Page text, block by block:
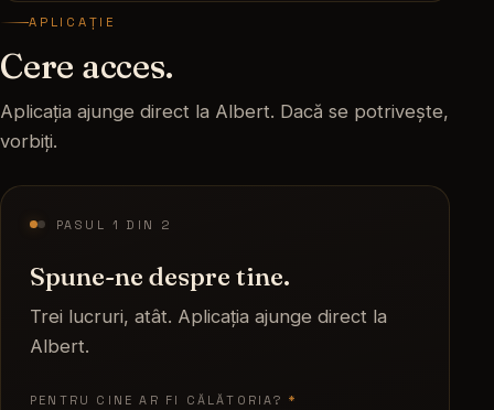
Fiecare călătorie se construiește în jurul
cine vorbește, înainte.
APLICAȚIE
Cere acces.
Aplicația ajunge direct la Albert. Dacă se potrivește,
vorbiți.
PASUL 1 DIN 2
Spune-ne despre tine.
Trei lucruri, atât. Aplicația ajunge direct la
Albert.
PENTRU CINE AR FI CĂLĂTORIA? *